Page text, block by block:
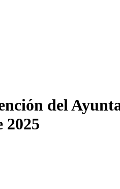
del
2025